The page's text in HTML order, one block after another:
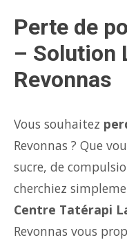
Perte de
– Solution
Revonnas
Vous souhaitez
Revonnas ? Que
sucre, de
cherchiez
Centre Tatérapi
Revonnas vous